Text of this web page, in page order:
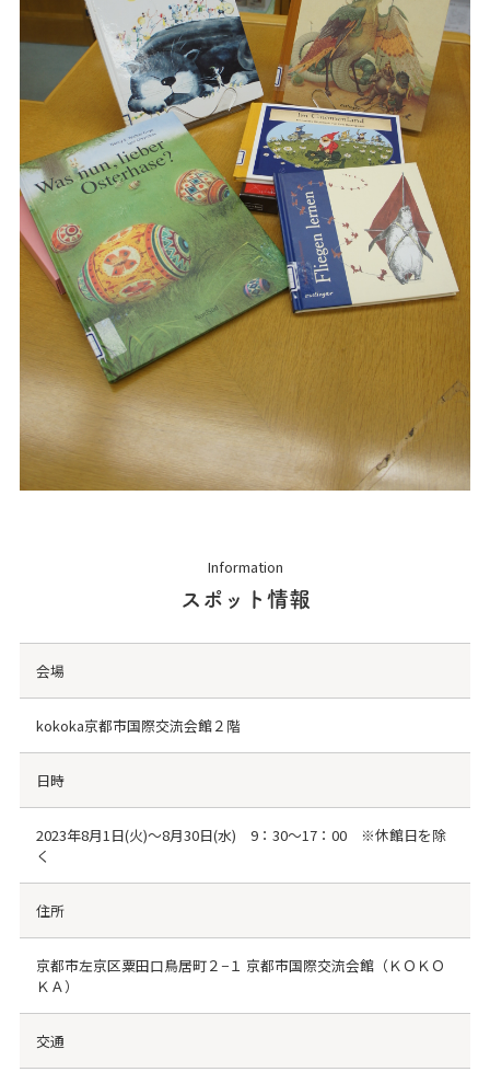
Information
スポット情報
会場
kokoka京都市国際交流会館２階
日時
2023年8月1日(火)～8月30日(水) 9：30～17：00 ※休館日を除
く
住所
京都市左京区粟田口鳥居町２−１ 京都市国際交流会館（ＫＯＫＯ
ＫＡ）
交通